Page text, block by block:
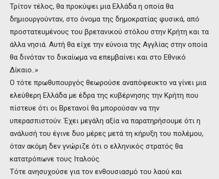
Τρίτον τέλος, θα προκύψει μια Ελλάδα η οποία θα
δημιουργούνταν, στο όνομα της δημοκρατίας φυσικά, από
προστατευμένους του βρετανικού στόλου στην Κρήτη και τα
άλλα νησιά. Αυτή θα είχε την εύνοια της Αγγλίας στην οποία
θα δινόταν το δικαίωμα να επεμβαίνει και στο Εθνικό
Δίκαιο..»
Ο τότε πρωθυπουργός θεωρούσε αναπόφευκτο να γίνει μια
ελεύθερη Ελλάδα με έδρα της κυβέρνησης την Κρήτη που
πίστευε ότι οι Βρετανοί θα μπορούσαν να την
υπερασπιστούν. Έχει μεγάλη αξία να παρατηρήσουμε ότι η
ανάλυσή του έγινε δυο μέρες μετά τη κήρυξη του πολέμου,
όταν ακόμη δεν γνώριζε ότι ο ελληνικός στρατός θα
κατατρόπωνε τους Ιταλούς.
Τότε ανησυχούσε για τον ενθουσιασμό του λαού και